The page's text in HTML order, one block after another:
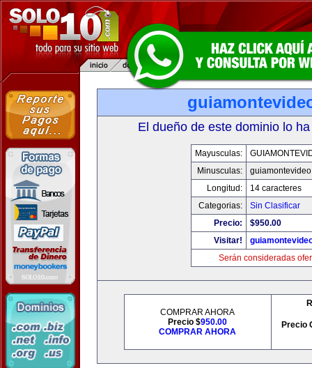
El dueño de este dominio lo
Mayusculas:
Minusculas:
Longitud:
14 caracteres
Categorias:
Sin Clasificar
Precio:
$950.00
Visitar!
Serán consideradas
COMPRAR AHORA
Precio $950.00
COMPRAR AHORA
Precio